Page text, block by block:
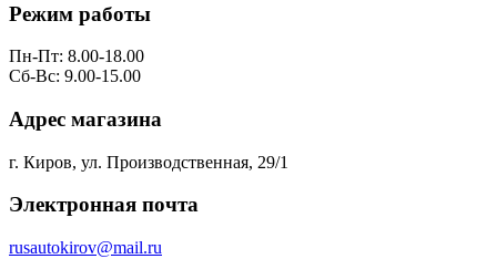
Режим работы
Пн-Пт: 8.00-18.00
Сб-Вс: 9.00-15.00
Адрес магазина
г. Киров, ул. Производственная, 29/1
Электронная почта
rusautokirov@mail.ru